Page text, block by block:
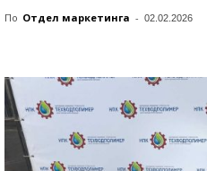
По Отдел маркетинга - 02.02.2026